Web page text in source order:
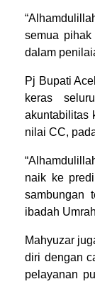
semua
dalam
Pj Bupati
keras
akuntabilitas
nilai CC,
naik ke
sambungan
ibadah
Mahyuzar
diri dengan
pelayanan